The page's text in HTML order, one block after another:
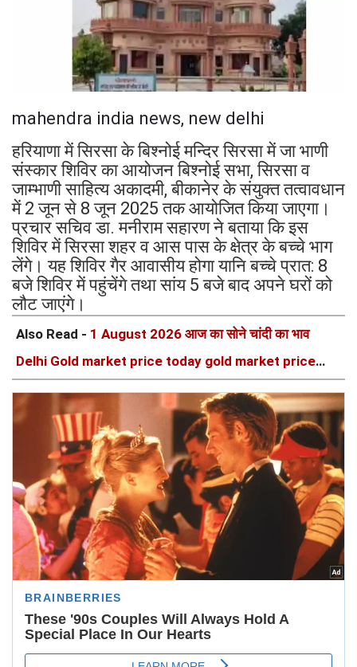
mahendra india news, new delhi
हरियाणा में सिरसा के बिश्नोई मन्दिर सिरसा में जा भाणी
संस्कार शिविर का आयोजन बिश्नोई सभा, सिरसा व
जाम्भाणी साहित्य अकादमी, बीकानेर के संयुक्त तत्वावधान
में 2 जून से 8 जून 2025 तक आयोजित किया जाएगा।
प्रचार सचिव डा. मनीराम सहारण ने बताया कि इस
शिविर में सिरसा शहर व आस पास के क्षेत्र के बच्चे भाग
लेंगे। यह शिविर गैर आवासीय होगा यानि बच्चे प्रात: 8
बजे शिविर में पहुंचेंगे तथा सांय 5 बजे बाद अपने घरों को
लौट जाएंगे।
Also Read - 1 August 2026 आज का सोने चांदी का भाव
Delhi Gold market price today gold market price
Today GoldRate